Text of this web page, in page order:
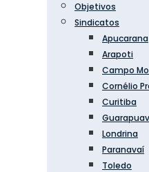
Objetivos
Sindicatos
Apucarana
Arapoti
Campo
Cornélio
Curitiba
Londrina
Paranavaí
Toledo